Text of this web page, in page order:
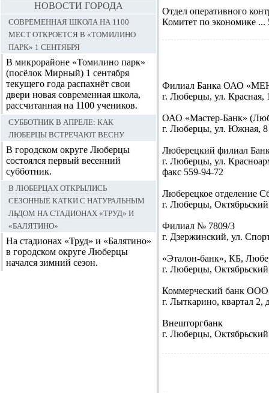
Отдел оперативного
Комитет по экономике ...
Филиал Банка ОАО
г. Люберцы, ул. Красная,
ОАО «Мастер-Банк»
г. Люберцы, ул. Южная, 8
Люберецкий филиал
г. Люберцы, ул.
факс 559-94-72
Люберецкое отделение
г. Люберцы, Октябрьский
Филиал № 7809/3
г. Дзержинский, ул.
«Эталон-банк», КБ,
г. Люберцы,
Коммерческий банк
г. Лыткарино, квартал 2,
Внешторгбанк
г. Люберцы,
НОВОСТИ ГОРОДА
Современная школа на 1100
мест откроется в «Томилино
парк» 1 сентября
В микрорайоне «Томилино парк»
(посёлок Мирный) 1 сентября
текущего года распахнёт свои
двери новая современная школа,
рассчитанная на 1100 учеников.
Субботник в апреле: как
Люберцы встречают весну
В городском округе Люберцы
состоялся первый весенний
субботник.
В Люберцах открылись
сезонные катки с натуральным
льдом на стадионах «Труд» и
«Балятино»
На стадионах «Труд» и «Балятино»
в городском округе Люберцы
начался зимний сезон.